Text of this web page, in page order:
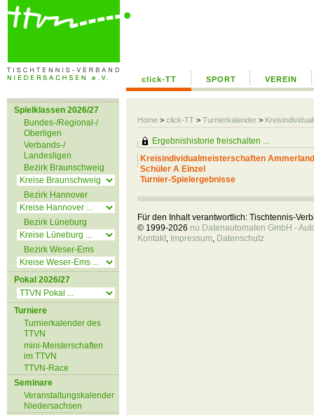
click-TT SPORT VEREIN
Home > click-TT > Turnierkalender >
Spielklassen 2026/27
Bundes-/Regional-/
Oberligen
Verbands-/
Landesligen
Bezirk Braunschweig
Bezirk Hannover
Bezirk Lüneburg
Bezirk Weser-Ems
Pokal 2026/27
Turniere
Turnierkalender des
TTVN
mini-Meisterschaften
im TTVN
TTVN-Race
Seminare
Veranstaltungskalender
Niedersachsen
Ergebnishistorie freischalten ...
Kreisindividualmeisterschaften
Schüler A Einzel
Turnier-Spielergebnisse
Für den Inhalt verantwortlich: Tischtennis-
© 1999-2026 nu Datenautomaten GmbH -
Kontakt, Impressum, Datenschutz